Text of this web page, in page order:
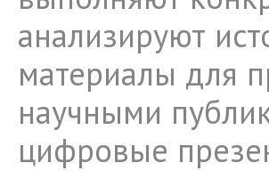
анализируют
материалы для
научными
цифровые